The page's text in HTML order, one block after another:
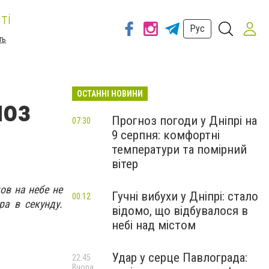
Рус
на небе не
в секунду.
ОСТАННІ НОВИНИ
Прогноз погоди у Дніпрі на
9 серпня: комфортні
температури та помірний
вітер
07:30
Гучні вибухи у Дніпрі: стало
відомо, що відбувалося в
небі над містом
00:12
Удар у серце Павлограда:
22:45